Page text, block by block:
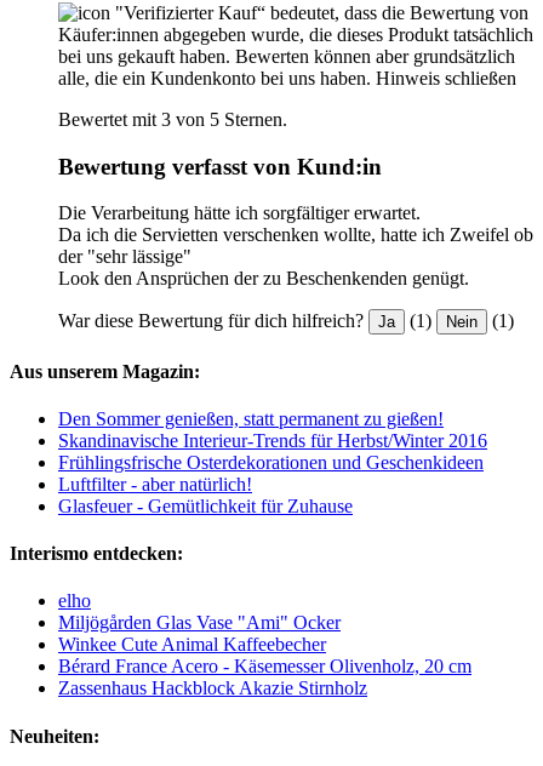
"Verifizierter Kauf“ bedeutet, dass die Bewertung von
Käufer:innen abgegeben wurde, die dieses Produkt tatsächlich
bei uns gekauft haben. Bewerten können aber grundsätzlich
alle, die ein Kundenkonto bei uns haben. Hinweis schließen
Bewertet mit 3 von 5 Sternen.
Bewertung verfasst von Kund:in
Die Verarbeitung hätte ich sorgfältiger erwartet.
Da ich die Servietten verschenken wollte, hatte ich Zweifel ob
der "sehr lässige"
Look den Ansprüchen der zu Beschenkenden genügt.
War diese Bewertung für dich hilfreich? Ja (1) Nein (1)
Aus unserem Magazin:
Den Sommer genießen, statt permanent zu gießen!
Skandinavische Interieur-Trends für Herbst/Winter 2016
Frühlingsfrische Osterdekorationen und Geschenkideen
Luftfilter - aber natürlich!
Glasfeuer - Gemütlichkeit für Zuhause
Interismo entdecken:
elho
Miljögården Glas Vase "Ami" Ocker
Winkee Cute Animal Kaffeebecher
Bérard France Acero - Käsemesser Olivenholz, 20 cm
Zassenhaus Hackblock Akazie Stirnholz
Neuheiten: